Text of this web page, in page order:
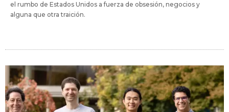
el rumbo de Estados Unidos a fuerza de obsesión, negocios y
alguna que otra traición.